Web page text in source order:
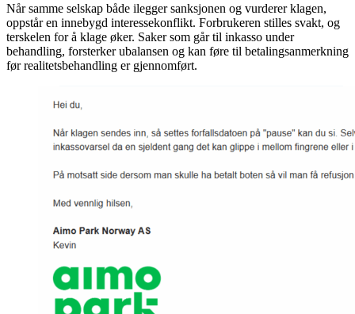
Når samme selskap både ilegger sanksjonen og vurderer klagen,
oppstår en innebygd interessekonflikt. Forbrukeren stilles svakt, og
terskelen for å klage øker. Saker som går til inkasso under
behandling, forsterker ubalansen og kan føre til betalingsanmerkning
før realitetsbehandling er gjennomført.